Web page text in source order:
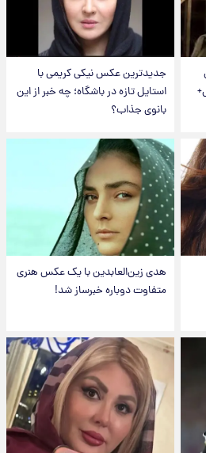
جدیدترین عکس نیکی کریمی با
استایل تازه در باشگاه؛ چه خبر از این
بانوی جذاب؟
هدی زین‌العابدین با یک عکس هنری
متفاوت دوباره خبرساز شد!